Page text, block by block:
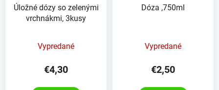
Úložné dózy so zelenými
vrchnákmi, 3kusy
Vypredané
€4,30
Dóza ,750ml
Vypredané
€2,50